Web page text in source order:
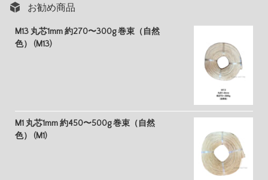
お勧め商品
M13 丸芯1mm 約270〜300g 巻束（自然
色） (M13)
M1 丸芯1mm 約450〜500g 巻束（自然
色） (M1)